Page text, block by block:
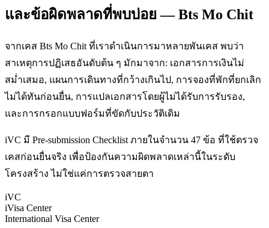
และข้อผิดพลาดที่พบบ่อย — Bts Mo Chit
จากเคส Bts Mo Chit ที่เราดำเนินการมาหลายพันเคส พบว่า
สาเหตุการปฏิเสธอันดับต้น ๆ มักมาจาก: เอกสารการเงินไม่
สม่ำเสมอ, แผนการเดินทางที่กว้างเกินไป, การจองที่พักที่ยกเลิก
ไม่ได้ทันก่อนยื่น, การแปลเอกสารโดยผู้ไม่ได้รับการรับรอง,
และการกรอกแบบฟอร์มที่ขัดกับประวัติเดิม
iVC มี Pre-submission Checklist ภายในจำนวน 47 ข้อ ที่ใช้ตรวจ
เคสก่อนยื่นจริง เพื่อป้องกันความผิดพลาดเหล่านี้ในระดับ
โครงสร้าง ไม่ใช่แค่การตรวจสายตา
iVC
iVisa Center
International Visa Center